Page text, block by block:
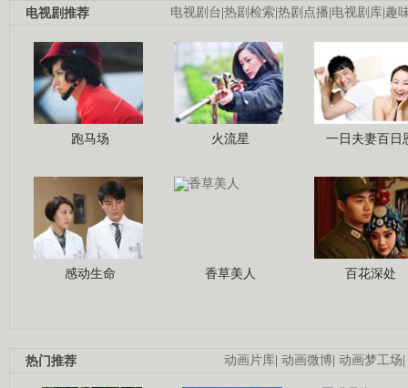
电视剧台|热剧检索|热剧点播|电视剧库|趣
电视剧推荐
跑马场 火流星 一日夫妻百日
感动生命 香草美人 百花深处
动画片库| 动画微博| 动画梦工场|
热门推荐